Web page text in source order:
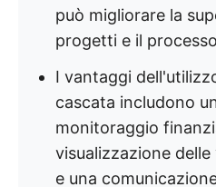
può migliorare la
progetti e il
I vantaggi
cascata includono
monitoraggio
visualizzazione
e una